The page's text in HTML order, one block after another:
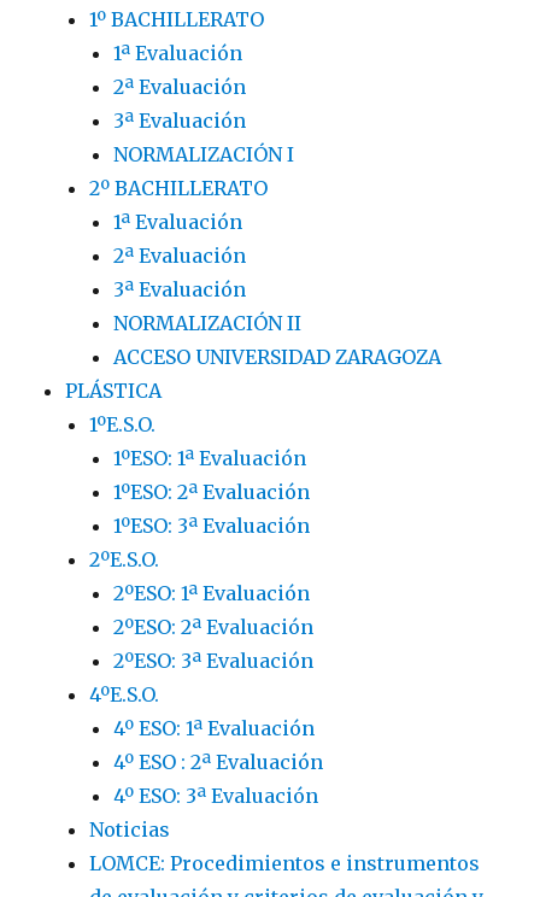
1º BACHILLERATO
1ª Evaluación
2ª Evaluación
3ª Evaluación
NORMALIZACIÓN I
2º BACHILLERATO
1ª Evaluación
2ª Evaluación
3ª Evaluación
NORMALIZACIÓN II
ACCESO UNIVERSIDAD ZARAGOZA
PLÁSTICA
1ºE.S.O.
1ºESO: 1ª Evaluación
1ºESO: 2ª Evaluación
1ºESO: 3ª Evaluación
2ºE.S.O.
2ºESO: 1ª Evaluación
2ºESO: 2ª Evaluación
2ºESO: 3ª Evaluación
4ºE.S.O.
4º ESO: 1ª Evaluación
4º ESO : 2ª Evaluación
4º ESO: 3ª Evaluación
Noticias
LOMCE: Procedimientos e instrumentos